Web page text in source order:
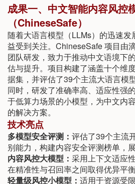
成果一、中文智能内容风控
（ChineseSafe）
随着大语言模型（LLMs）的迅速发
益受到关注。ChineseSafe 项目由
团队研发，致力于推动中文语境下
估与提升。项目构建了涵盖十个维
据集，并评估了39个主流大语言模
同时，研发了准确率高、适应性强
于低算力场景的小模型，为中文内
的解决方案。
技术亮点
多模型安全评测： 评估了39个主流
别能力，构建内容安全评测榜单，
内容风控大模型： 采用上下文适应
在精准性与召回率之间取得优异平衡
轻量级风控小模型： 适用于资源受